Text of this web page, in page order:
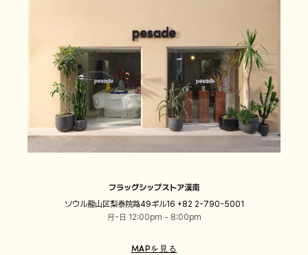
フラッグシップストア漢南
ソウル龍山区梨泰院路49ギル16 +82 2-790-5001
月-日 12:00pm - 8:00pm
MAPを見る